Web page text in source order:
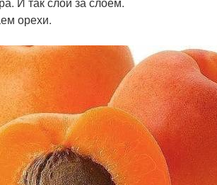
орехи.